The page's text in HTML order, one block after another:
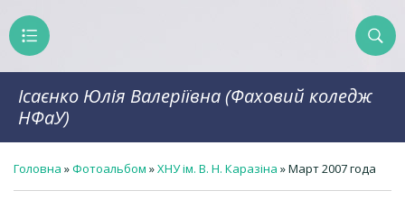
Ісаєнко Юлія Валеріївна (Фаховий коледж
НФаУ)
Головна »Фотоальбом »ХНУ ім. В. Н. Каразіна » Март 2007 года